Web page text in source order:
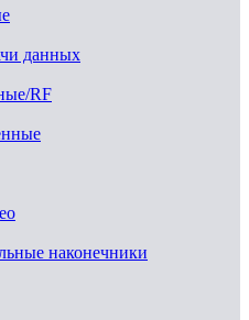
данных
RF
наконечники